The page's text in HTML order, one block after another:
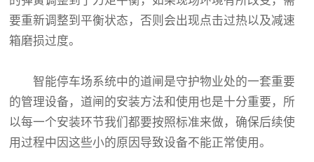
要重新调整到平衡状态，否则会出现点击过热以及减速
箱磨损过度。
智能停车场系统中的道闸是守护物业处的一套重要
的管理设备，道闸的安装方法和使用也是十分重要，所
以每一个安装环节我们都要按照标准来做，确保后续使
用过程中因这些小的原因导致设备不能正常使用。